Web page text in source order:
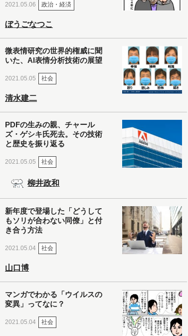
2021.05.06 政治・経済
ぼうごなつこ
微表情研究の世界的権威に聞
いた、AI表情分析技術の展望
2021.05.05 社会
清水建二
PDFの生みの親、チャール
ズ・ゲシキ氏死去。その技術
と歴史を振り返る
2021.05.05 社会
柳井政和
新年度で登場した「どうして
もソリが合わない同僚」と付
き合う方法
2021.05.04 社会
山口博
マンガでわかる「ウイルスの
変異」ってなに？
2021.05.04 社会